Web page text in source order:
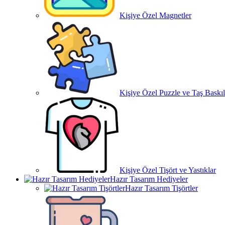
Kişiye Özel Magnetler
Kişiye Özel Puzzle ve Taş
Kişiye Özel Tişört ve Yastıklar
Hazır Tasarım Hediyeler
Hazır Tasarım Tişörtler